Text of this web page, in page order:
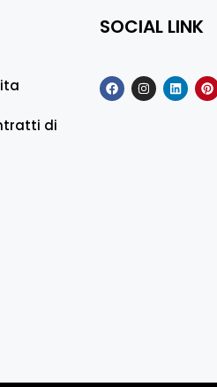
di
SOCIAL LINK